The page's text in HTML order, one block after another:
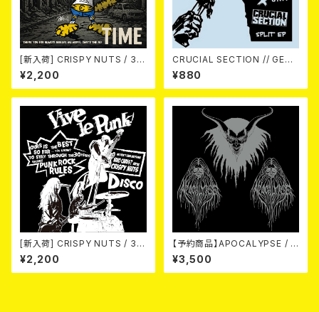
[新入荷] CRISPY NUTS / 30t
h Anniversary Vol.1 (7"EP)
¥2,200
CRUCIAL SECTION // GERI
ATRIC UNIT / Life In Rever
¥880
[新入荷] CRISPY NUTS / 30t
h Anniversary Vol.2 (7"EP)
¥2,200
【予約商品】APOCALYPSE / A
POCALYPSE(US Version)
LP【11月入荷予定】
¥3,500